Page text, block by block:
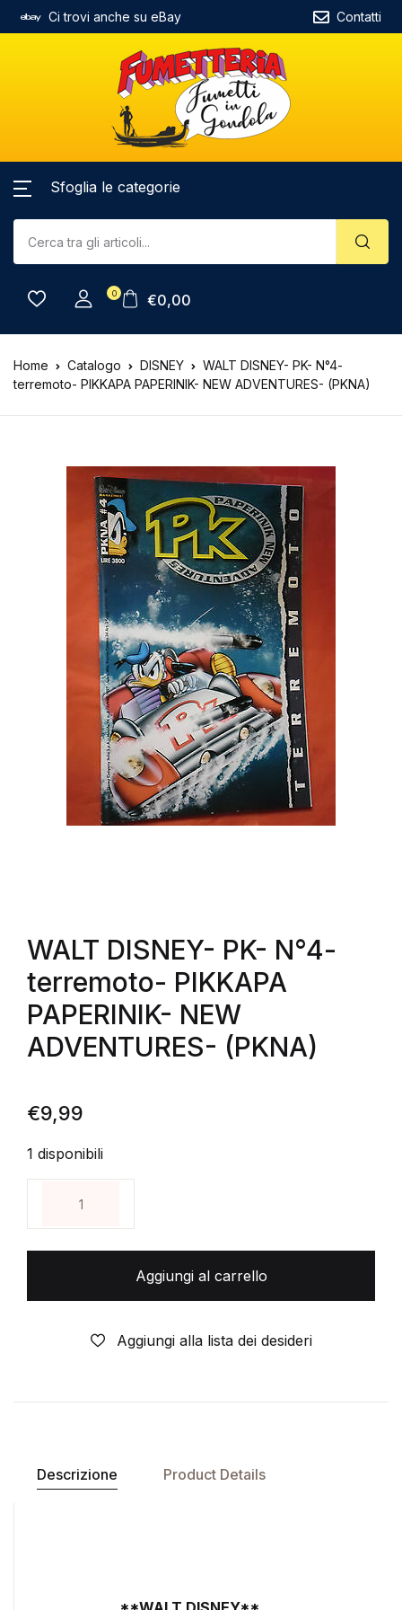
Ci trovi anche su eBay Contatti
Sfoglia le categorie
0 €0,00
Home Catalogo DISNEY
WALT DISNEY- PK- N°4-
terremoto- PIKKAPA PAPERINIK- NEW ADVENTURES- (PKNA)
WALT DISNEY- PK- N°4-
terremoto- PIKKAPA
PAPERINIK- NEW
ADVENTURES- (PKNA)
€9,99
1 disponibili
Aggiungi al carrello
Aggiungi alla lista dei desideri
Descrizione Product Details